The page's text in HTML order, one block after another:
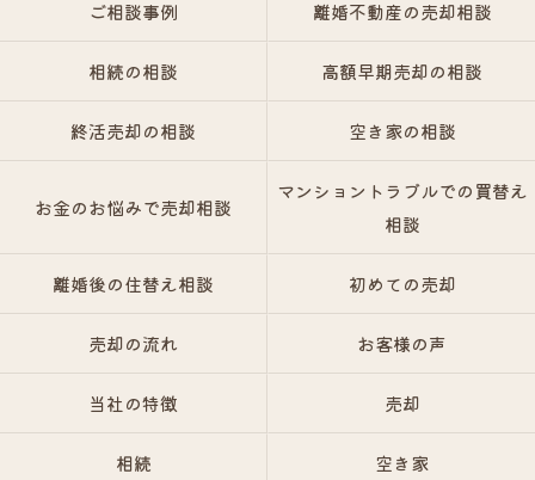
ご相談事例 離婚不動産の売却相談
相続の相談 高額早期売却の相談
終活売却の相談 空き家の相談
お金のお悩みで売却相談
マンショントラブルでの買替え
相談
離婚後の住替え相談 初めての売却
売却の流れ お客様の声
当社の特徴 売却
相続 空き家